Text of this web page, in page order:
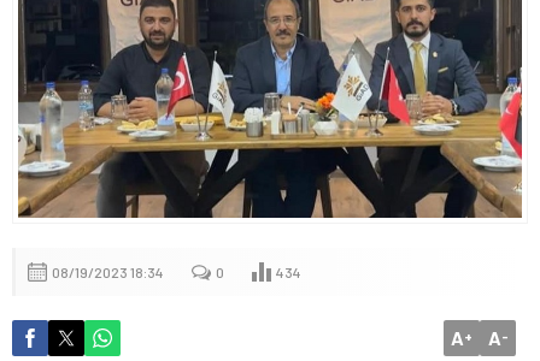
08/19/2023 18:34 0 434
A+ A-